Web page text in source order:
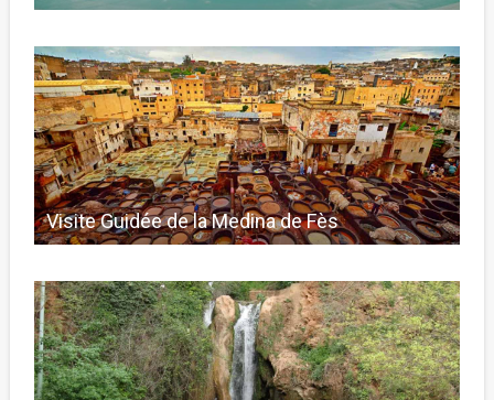
Visite Guidée de la Medina de Fès